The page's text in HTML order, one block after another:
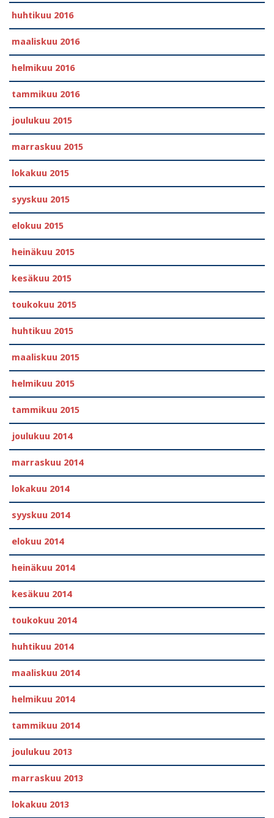
huhtikuu 2016
maaliskuu 2016
helmikuu 2016
tammikuu 2016
joulukuu 2015
marraskuu 2015
lokakuu 2015
syyskuu 2015
elokuu 2015
heinäkuu 2015
kesäkuu 2015
toukokuu 2015
huhtikuu 2015
maaliskuu 2015
helmikuu 2015
tammikuu 2015
joulukuu 2014
marraskuu 2014
lokakuu 2014
syyskuu 2014
elokuu 2014
heinäkuu 2014
kesäkuu 2014
toukokuu 2014
huhtikuu 2014
maaliskuu 2014
helmikuu 2014
tammikuu 2014
joulukuu 2013
marraskuu 2013
lokakuu 2013